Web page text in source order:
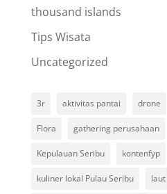
thousand islands
Tips Wisata
Uncategorized
3r aktivitas pantai drone
Flora gathering perusahaan
Kepulauan Seribu kontenfyp
kuliner lokal Pulau Seribu laut